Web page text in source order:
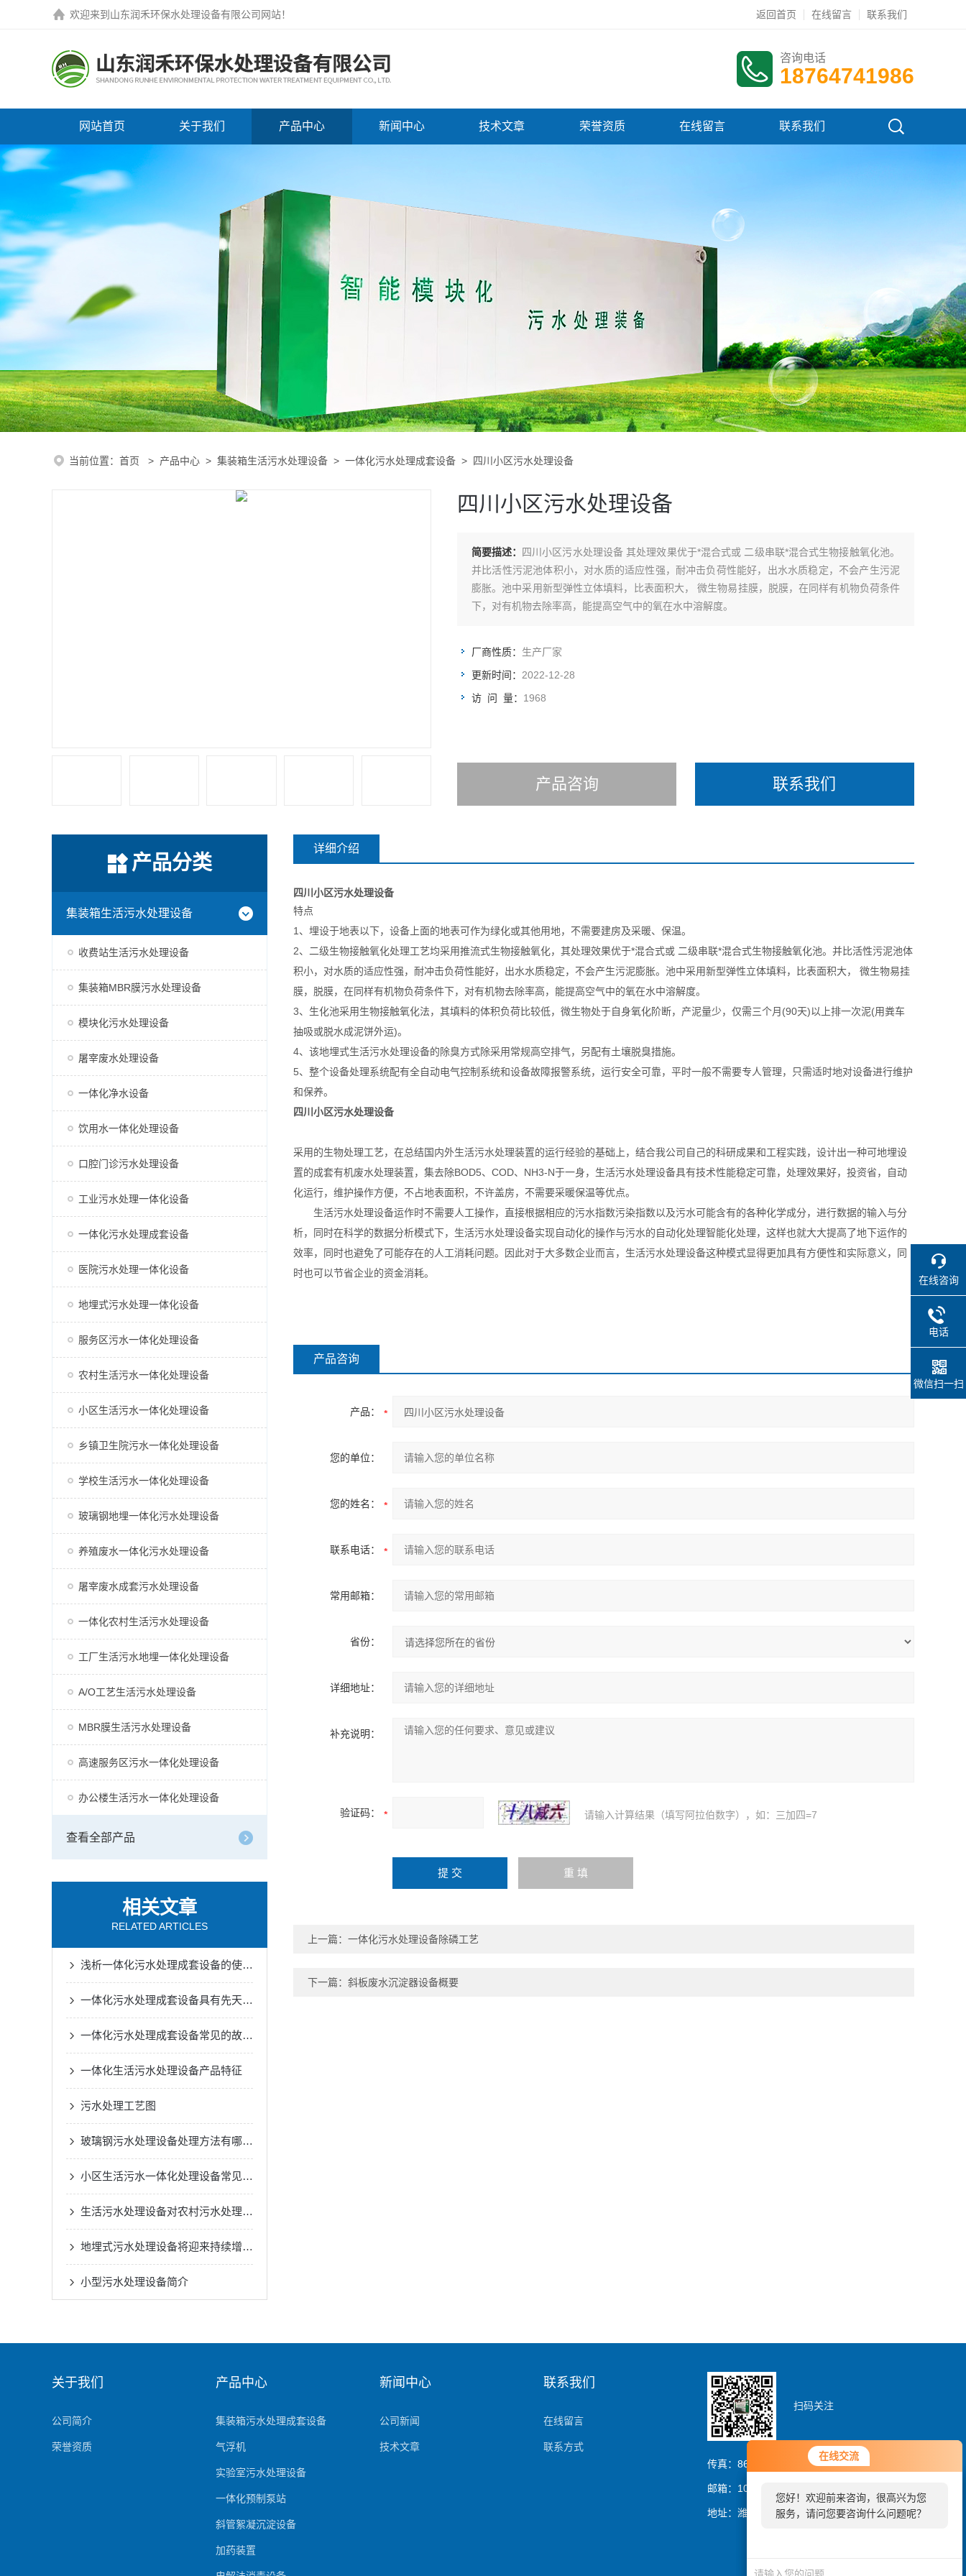
在线交流
您好！欢迎前来咨询，很高兴为您
服务，请问您要咨询什么问题呢？
您好，看您停留很久了，是否找到
了需求产品，您可以直接在线与我
在线交流
您好！欢迎前来咨询，很高兴为您
服务，请问您要咨询什么问题呢？
欢迎来到 山东润禾环保水处理设备有限公司网站！ 返回首页 在线留言 联系我们
咨询电话
18764741986
网站首页 关于我们 产品中心 新闻中心 技术文章 荣誉资质 在线留言 联系我们
当前位置： 首页 > 产品中心 > 集装箱生活污水处理设备 > 一体化污水处理成套设备 > 四川小区污水处理设备
四川小区污水处理设备
简要描述：
四川小区污水处理设备 其处理效果优于*混合式或 二级串联*混合式生物接触氧化池。
并比活性污泥池体积小，对水质的适应性强，耐冲击负荷性能好，出水水质稳定，不会产生污泥
膨胀。池中采用新型弹性立体填料，比表面积大， 微生物易挂膜，脱膜，在同样有机物负荷条件
下，对有机物去除率高，能提高空气中的氧在水中溶解度。
厂商性质： 生产厂家
更新时间： 2022-12-28
访 问 量： 1968
产品咨询 联系我们
产品分类
集装箱生活污水处理设备
收费站生活污水处理设备
集装箱MBR膜污水处理设备
模块化污水处理设备
屠宰废水处理设备
一体化净水设备
饮用水一体化处理设备
口腔门诊污水处理设备
工业污水处理一体化设备
一体化污水处理成套设备
医院污水处理一体化设备
地埋式污水处理一体化设备
服务区污水一体化处理设备
农村生活污水一体化处理设备
小区生活污水一体化处理设备
乡镇卫生院污水一体化处理设备
学校生活污水一体化处理设备
玻璃钢地埋一体化污水处理设备
养殖废水一体化污水处理设备
屠宰废水成套污水处理设备
一体化农村生活污水处理设备
工厂生活污水地埋一体化处理设备
A/O工艺生活污水处理设备
MBR膜生活污水处理设备
高速服务区污水一体化处理设备
办公楼生活污水一体化处理设备
查看全部产品
相关文章
RELATED ARTICLES
浅析一体化污水处理成套设备的使用原则
一体化污水处理成套设备具有先天的技术优势
一体化污水处理成套设备常见的故障检查
一体化生活污水处理设备产品特征
污水处理工艺图
玻璃钢污水处理设备处理方法有哪些？
小区生活污水一体化处理设备常见的故障有哪些
生活污水处理设备对农村污水处理效果如何
地埋式污水处理设备将迎来持续增长的发展新机遇
小型污水处理设备简介
详细介绍
四川小区污水处理设备
特点
1、埋设于地表以下，设备上面的地表可作为绿化或其他用地，不需要建房及采暖、保温。
2、二级生物接触氧化处理工艺均采用推流式生物接触氧化，其处理效果优于*混合式或 二级串联*混合式生物接触氧化池。并比活性污泥池体
积小，对水质的适应性强，耐冲击负荷性能好，出水水质稳定，不会产生污泥膨胀。池中采用新型弹性立体填料，比表面积大， 微生物易挂
膜，脱膜，在同样有机物负荷条件下，对有机物去除率高，能提高空气中的氧在水中溶解度。
3、生化池采用生物接触氧化法，其填料的体积负荷比较低，微生物处于自身氧化阶断，产泥量少，仅需三个月(90天)以上排一次泥(用粪车
抽吸或脱水成泥饼外运)。
4、该地埋式生活污水处理设备的除臭方式除采用常规高空排气，另配有土壤脱臭措施。
5、整个设备处理系统配有全自动电气控制系统和设备故障报警系统，运行安全可靠，平时一般不需要专人管理，只需适时地对设备进行维护
和保养。
四川小区污水处理设备
采用的生物处理工艺，在总结国内外生活污水处理装置的运行经验的基础上，结合我公司自己的科研成果和工程实践，设计出一种可地埋设
置的成套有机废水处理装置，集去除BOD5、COD、NH3-N于一身，生活污水处理设备具有技术性能稳定可靠，处理效果好，投资省，自动
化运行，维护操作方便，不占地表面积，不许盖房，不需要采暖保温等优点。
生活污水处理设备运作时不需要人工操作，直接根据相应的污水指数污染指数以及污水可能含有的各种化学成分，进行数据的输入与分
析，同时在科学的数据分析模式下，生活污水处理设备实现自动化的操作与污水的自动化处理智能化处理，这样也就大大提高了地下运作的
效率，同时也避免了可能存在的人工消耗问题。因此对于大多数企业而言，生活污水处理设备这种模式显得更加具有方便性和实际意义，同
时也可以节省企业的资金消耗。
产品咨询
产品：
您的单位：
您的姓名：
联系电话：
常用邮箱：
省份：
详细地址：
补充说明：
验证码： 请输入计算结果（填写阿拉伯数字），如：三加四=7
上一篇： 一体化污水处理设备除磷工艺
下一篇： 斜板废水沉淀器设备概要
关于我们
公司简介
荣誉资质
产品中心
集装箱污水处理成套设备
气浮机
实验室污水处理设备
一体化预制泵站
斜管絮凝沉淀设备
加药装置
新闻中心
公司新闻
技术文章
联系我们
在线留言
联系方式
扫码关注
传真：86-0536-8329837
邮箱：1054064394@qq.com
地址：潍坊市潍城区曼哈顿大厦
在线咨询
电话
微信扫一扫